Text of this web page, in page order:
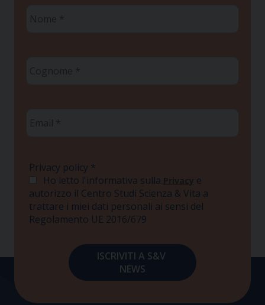
Privacy policy *
Ho letto l'informativa sulla Privacy e
autorizzo il Centro Studi Scienza & Vita a
trattare i miei dati personali ai sensi del
Regolamento UE 2016/679